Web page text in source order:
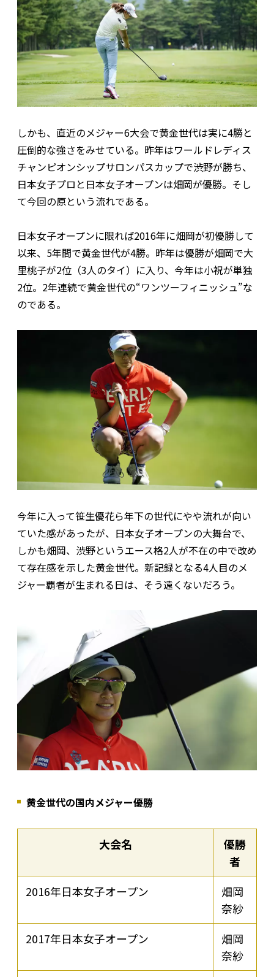
しかも、直近のメジャー6大会で黄金世代は実に4勝と
圧倒的な強さをみせている。昨年はワールドレディス
チャンピオンシップサロンパスカップで渋野が勝ち、
日本女子プロと日本女子オープンは畑岡が優勝。そし
て今回の原という流れである。
日本女子オープンに限れば2016年に畑岡が初優勝して
以来、5年間で黄金世代が4勝。昨年は優勝が畑岡で大
里桃子が2位（3人のタイ）に入り、今年は小祝が単独
2位。2年連続で黄金世代の“ワンツーフィニッシュ”な
のである。
今年に入って笹生優花ら年下の世代にやや流れが向い
ていた感があったが、日本女子オープンの大舞台で、
しかも畑岡、渋野というエース格2人が不在の中で改め
て存在感を示した黄金世代。新記録となる4人目のメ
ジャー覇者が生まれる日は、そう遠くないだろう。
黄金世代の国内メジャー優勝
大会名
優勝
者
2016年日本女子オープン
畑岡
奈紗
2017年日本女子オープン
畑岡
奈紗